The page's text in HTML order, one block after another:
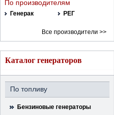
По производителям
Генерак РЕГ
Все производители >>
Каталог генераторов
По топливу
Бензиновые генераторы